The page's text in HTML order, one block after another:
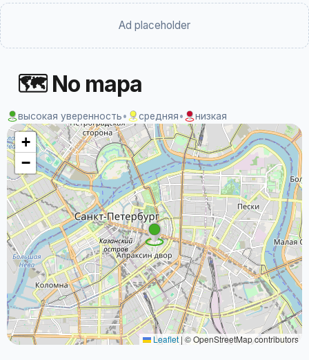
Ad placeholder
🗺 No mapa
высокая уверенность• средняя• низкая
+
−
Leaflet | © OpenStreetMap contributors